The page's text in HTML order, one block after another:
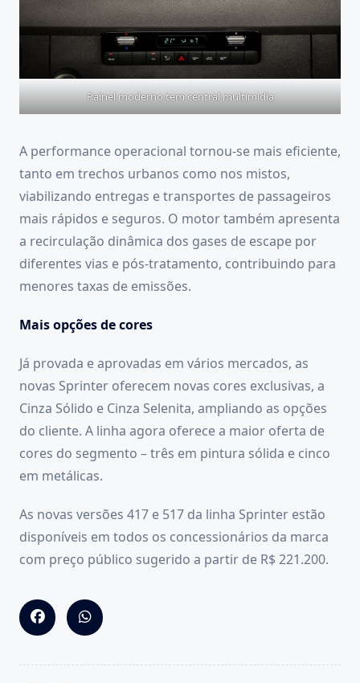
Painel moderno tem central multimidia
A performance operacional tornou-se mais eficiente,
tanto em trechos urbanos como nos mistos,
viabilizando entregas e transportes de passageiros
mais rápidos e seguros. O motor também apresenta
a recirculação dinâmica dos gases de escape por
diferentes vias e pós-tratamento, contribuindo para
menores taxas de emissões.
Mais opções de cores
Já provada e aprovadas em vários mercados, as
novas Sprinter oferecem novas cores exclusivas, a
Cinza Sólido e Cinza Selenita, ampliando as opções
do cliente. A linha agora oferece a maior oferta de
cores do segmento – três em pintura sólida e cinco
em metálicas.
As novas versões 417 e 517 da linha Sprinter estão
disponíveis em todos os concessionários da marca
com preço público sugerido a partir de R$ 221.200.